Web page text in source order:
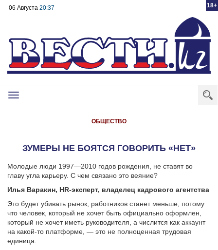
18+
06 Августа 20:37
Toggle
ОБЩЕСТВО
ЗУМЕРЫ НЕ БОЯТСЯ ГОВОРИТЬ «НЕТ»
Молодые люди 1997—2010 годов рождения, не ставят во
главу угла карьеру. С чем связано это веяние?
Илья Варакин, HR-эксперт, владелец кадрового агентства
Это будет убивать рынок, работников станет меньше, потому
что человек, который не хочет быть официально оформлен,
который не хочет иметь руководителя, а числится как аккаунт
на какой-то платформе, — это не полноценная трудовая
единица.